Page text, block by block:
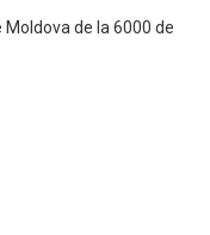
Moldova de la 6000 de